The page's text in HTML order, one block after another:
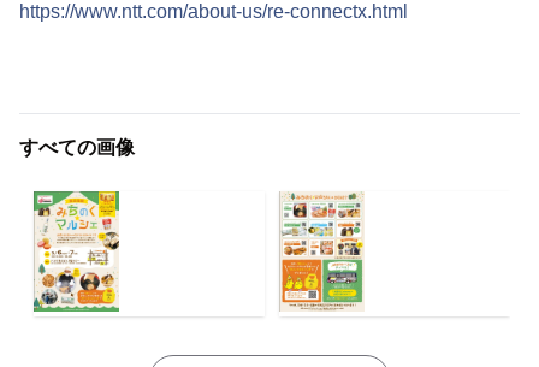
https://www.ntt.com/about-us/re-connectx.html
すべての画像